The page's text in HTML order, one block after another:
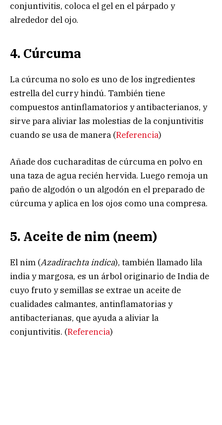
conjuntivitis, coloca el gel en el párpado y
alrededor del ojo.
4. Cúrcuma
La cúrcuma no solo es uno de los ingredientes
estrella del curry hindú. También tiene
compuestos antinflamatorios y antibacterianos, y
sirve para aliviar las molestias de la conjuntivitis
cuando se usa de manera (Referencia)
Añade dos cucharaditas de cúrcuma en polvo en
una taza de agua recién hervida. Luego remoja un
paño de algodón o un algodón en el preparado de
cúrcuma y aplica en los ojos como una compresa.
5. Aceite de nim (neem)
El nim (Azadirachta indica), también llamado lila
india y margosa, es un árbol originario de India de
cuyo fruto y semillas se extrae un aceite de
cualidades calmantes, antinflamatorias y
antibacterianas, que ayuda a aliviar la
conjuntivitis. (Referencia)